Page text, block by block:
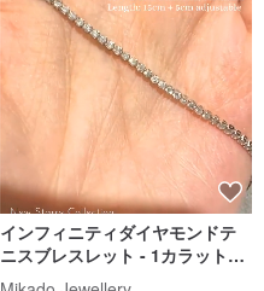
インフィニティダイヤモンドテ
ニスブレスレット - 1カラット天
然ダイヤモンドプラチナブレス